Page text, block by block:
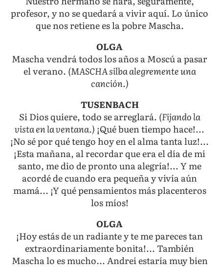
profesor, y no se quedará a vivir aquí. Lo único
que nos retiene es la pobre Mascha.
OLGA
Mascha vendrá todos los años a Moscú a pasar
el verano. (MASCHA silba alegremente una
canción.)
TUSENBACH
Si Dios quiere, todo se arreglará. (Fijando la
vista en la ventana.) ¡Qué buen tiempo hace!...
¡No sé por qué tengo hoy en el alma tanta luz!...
¡Esta mañana, al recordar que era el día de mi
santo, me dio de pronto una alegría!... Y me
acordé de cuando era pequeña y vivía aún
mamá... ¡Y qué pensamientos más placenteros
los míos!
OLGA
¡Hoy estás de un radiante y te me pareces tan
extraordinariamente bonita!... También
Mascha lo es mucho... Andrei estaría muy bien